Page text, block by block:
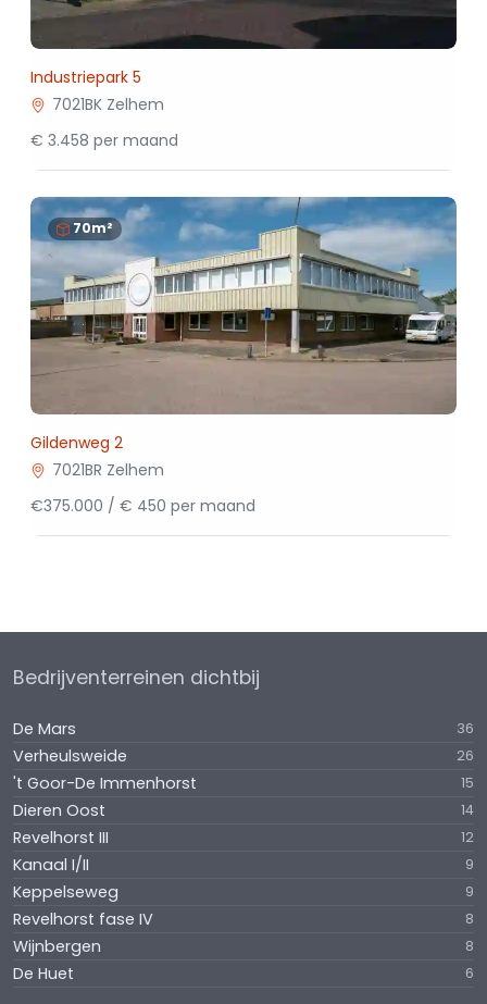
Industriepark 5
7021BK Zelhem
€ 3.458 per maand
70m²
Gildenweg 2
7021BR Zelhem
€375.000 / € 450 per maand
Bedrijventerreinen dichtbij
De Mars 36
Verheulsweide 26
't Goor-De Immenhorst 15
Dieren Oost 14
Revelhorst III 12
Kanaal I/II 9
Keppelseweg 9
Revelhorst fase IV 8
Wijnbergen 8
De Huet 6